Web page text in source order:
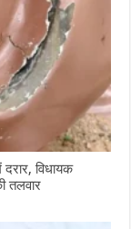
दरार, विधायक
तलवार